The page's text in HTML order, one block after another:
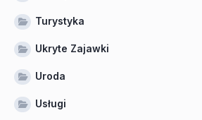
Turystyka
Ukryte Zajawki
Uroda
Usługi